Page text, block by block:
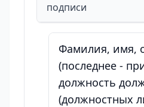
подписи
Фамилия, имя,
(последнее -
должность
(должностных